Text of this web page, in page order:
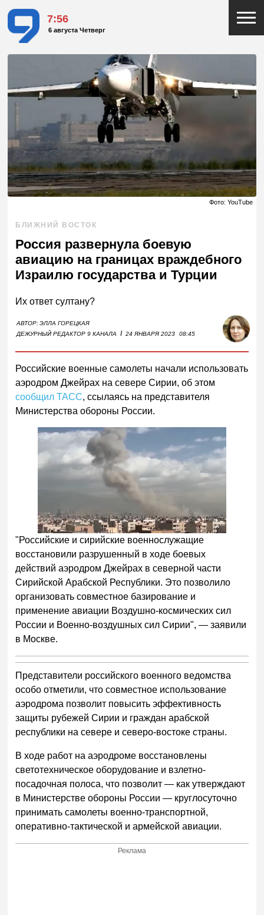
7:56
6 августа Четверг
Фото: YouTube
БЛИЖНИЙ ВОСТОК
Россия развернула боевую
авиацию на границах враждебного
Израилю государства и Турции
Их ответ султану?
АВТОР:ЭЛЛА ГОРЕЦКАЯ
ДЕЖУРНЫЙ РЕДАКТОР 9 КАНАЛА
I 24 ЯНВАРЯ 2023 08:45
Российские военные самолеты начали использовать
аэродром Джейрах на севере Сирии, об этом
сообщил ТАСС, ссылаясь на представителя
Министерства обороны России.
"Российские и сирийские военнослужащие
восстановили разрушенный в ходе боевых
действий аэродром Джейрах в северной части
Сирийской Арабской Республики. Это позволило
организовать совместное базирование и
применение авиации Воздушно-космических сил
России и Военно-воздушных сил Сирии", — заявили
в Москве.
Представители российского военного ведомства
особо отметили, что совместное использование
аэродрома позволит повысить эффективность
защиты рубежей Сирии и граждан арабской
республики на севере и северо-востоке страны.
В ходе работ на аэродроме восстановлены
светотехническое оборудование и взлетно-
посадочная полоса, что позволит — как утверждают
в Министерстве обороны России — круглосуточно
принимать самолеты военно-транспортной,
оперативно-тактической и армейской авиации.
Реклама